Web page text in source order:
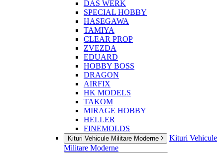
DAS WERK
SPECIAL HOBBY
HASEGAWA
TAMIYA
CLEAR PROP
ZVEZDA
EDUARD
HOBBY BOSS
DRAGON
AIRFIX
HK MODELS
TAKOM
MIRAGE HOBBY
HELLER
FINEMOLDS
Kituri Vehicule Militare Moderne
Kituri Vehicule
Militare Moderne